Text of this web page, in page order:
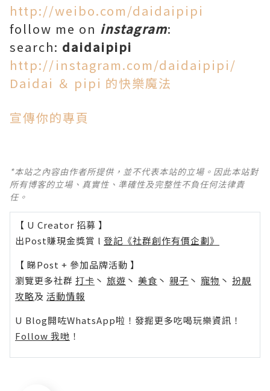
http://weibo.com/daidaipipi
follow me on instagram:
search: daidaipipi
http://instagram.com/daidaipipi/
Daidai ＆ pipi 的快樂魔法
宣傳你的專頁
*本站之內容由作者所提供，並不代表本站的立場。因此本站對
所有博客的立場、真實性、準確性及完整性不負任何法律責
任。
【 U Creator 招募 】
出Post賺現金獎賞 l 登記《社群創作有價企劃》
【 睇Post + 參加品牌活動 】
瀏覽更多社群 打卡 丶 旅遊 丶 美食 丶 親子 丶 寵物 丶 扮靚
攻略及 活動情報
U Blog開咗WhatsApp啦！發掘更多吃喝玩樂資訊！
Follow 我哋 ！